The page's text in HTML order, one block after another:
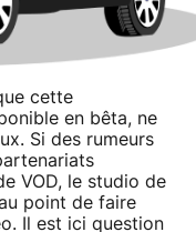
cette
en bêta, ne
Si des rumeurs
VOD, le studio de
point de faire
Il est ici question